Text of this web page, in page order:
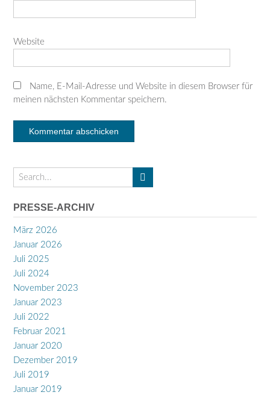
Website
Name, E-Mail-Adresse und Website in diesem Browser für
meinen nächsten Kommentar speichern.
PRESSE-ARCHIV
März 2026
Januar 2026
Juli 2025
Juli 2024
November 2023
Januar 2023
Juli 2022
Februar 2021
Januar 2020
Dezember 2019
Juli 2019
Januar 2019